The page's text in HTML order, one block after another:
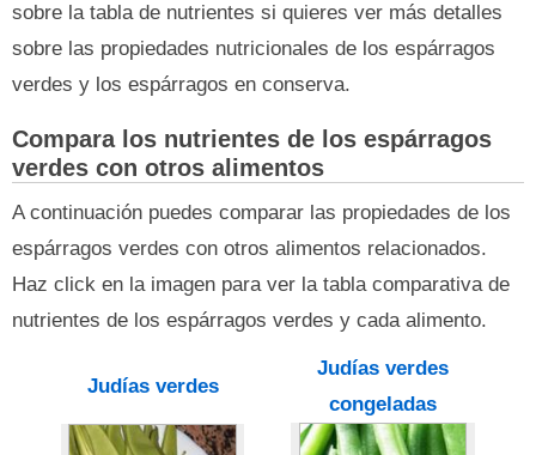
sobre la tabla de nutrientes si quieres ver más detalles
sobre las propiedades nutricionales de los espárragos
verdes y los espárragos en conserva.
Compara los nutrientes de los espárragos
verdes con otros alimentos
A continuación puedes comparar las propiedades de los
espárragos verdes con otros alimentos relacionados.
Haz click en la imagen para ver la tabla comparativa de
nutrientes de los espárragos verdes y cada alimento.
Judías verdes
Judías verdes
congeladas